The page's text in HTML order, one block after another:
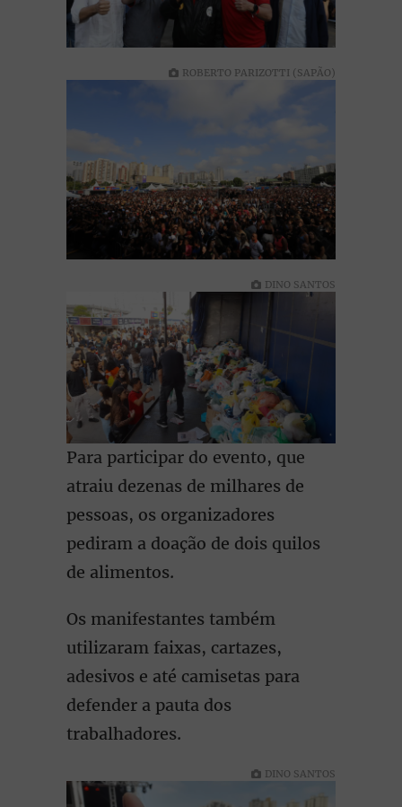
ROBERTO PARIZOTTI (SAPÃO)
DINO SANTOS
Para participar do evento, que
atraiu dezenas de milhares de
pessoas, os organizadores
pediram a doação de dois quilos
de alimentos.
Os manifestantes também
utilizaram faixas, cartazes,
adesivos e até camisetas para
defender a pauta dos
trabalhadores.
DINO SANTOS